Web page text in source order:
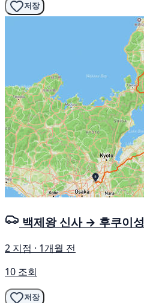
저장
백제왕 신사 → 후쿠이성
2 지점 · 1개월 전
10 조회
저장